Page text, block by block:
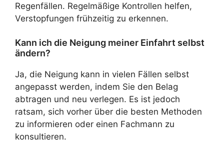
Regenfällen. Regelmäßige Kontrollen helfen,
Verstopfungen frühzeitig zu erkennen.
Kann ich die Neigung meiner Einfahrt selbst
ändern?
Ja, die Neigung kann in vielen Fällen selbst
angepasst werden, indem Sie den Belag
abtragen und neu verlegen. Es ist jedoch
ratsam, sich vorher über die besten Methoden
zu informieren oder einen Fachmann zu
konsultieren.